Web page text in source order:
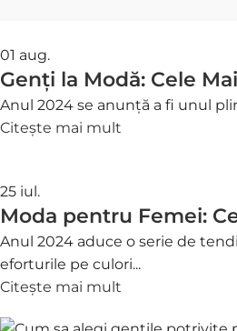
01 aug.
Genți la Modă: Cele
Anul 2024 se anunță a fi unul
Citește mai mult
25 iul.
Moda pentru Femei:
Anul 2024 aduce o serie de
eforturile pe culori...
Citește mai mult